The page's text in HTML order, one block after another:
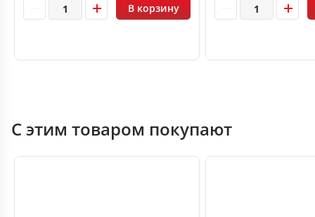
В корзину
С этим товаром покупают